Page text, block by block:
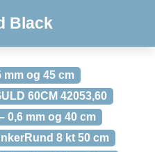
Black
og 45 cm
60CM 42053,60
0,6 mm og 40 cm
8 kt 50 cm